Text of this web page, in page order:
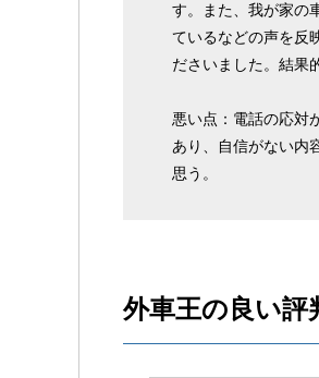
す。また、我が家の
ているなどの声を反
ださいました。結果
悪い点：電話の応対
あり、自信がない内
思う。
外車王の良い評